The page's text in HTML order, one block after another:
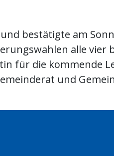
bestätigte am
alle vier
für die kommende
und